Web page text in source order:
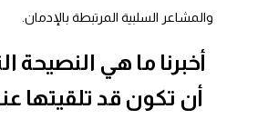
والمشاعر السلبية المرتبطة بالإدمان.
أخبرنا ما هي النصيحة
أن تكون قد تلقيتها